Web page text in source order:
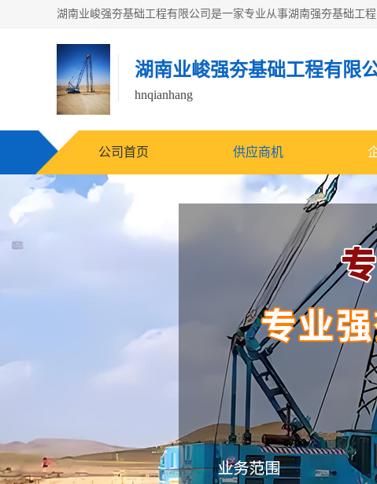
湖南业峻强夯基础工程有限
hnqianhang
公司首页 供应商机